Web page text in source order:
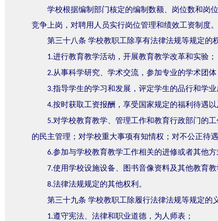
学校根据编制部门核定的编制数额、岗位数和岗
竞争上岗，对聘用人员实行岗位管理和绩效工资制度。
第三十八条 学校教职工除享有法律法规等规定的
1.进行教育教学活动，开展教育教学改革和实验；
2.从事科学研究、学术交流，参加专业的学术团
3.指导学生的学习和发展，评定学生的品行和学
4.按时获取工资报酬，享受国家规定的福利待遇
5.对学校教育教学、管理工作和教育行政部门的
的民主管理；对学校重大事项有知情权；对不公正待
6.参加与学校教育教学工作相关的进修或者其他
7.使用学校设施设备、图书音像资料及其他教育
8.法律法规规定的其他权利。
第三十九条 学校教职工除履行法律法规等规定的
1.遵守宪法、法律和职业道德，为人师表；